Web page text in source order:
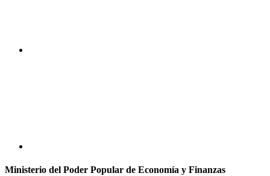
Ministerio del Poder Popular de Economía y Finanzas